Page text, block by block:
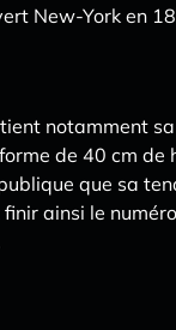
New-York en
notamment
de 40 cm
que sa
ainsi le